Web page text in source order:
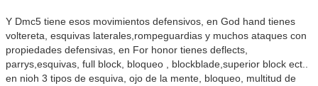
Y Dmc5 tiene esos movimientos defensivos, en God hand tienes
voltereta, esquivas laterales,rompeguardias y muchos ataques con
propiedades defensivas, en For honor tienes deflects,
parrys,esquivas, full block, bloqueo , blockblade,superior block ect..
en nioh 3 tipos de esquiva, ojo de la mente, bloqueo, multitud de